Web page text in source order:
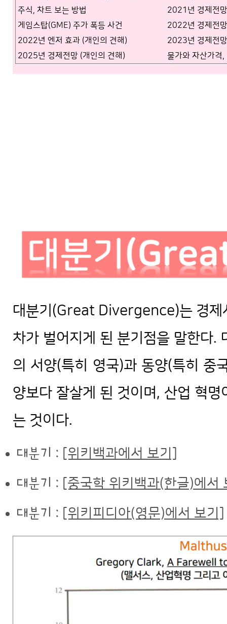
주식, 차트 보는 방법
2021년 경제전
게임스탑(GME) 주가 폭등 사건
2022년 경제전
2022년 엔저 효과 (개인의 견해)
2023년 경제전
2025년 경제전망 (개인의 견해)
물가와 자산가격,
대분기(Great Divergence)는 경제
차가 벌어지게 된 분기점을 말한다.
의 서양(특히 영국)과 동양(특히 중
양보다 잘살게 된 것이며, 산업 혁
는 것이다.
대분기 : [위키백과에서 보기]
대분기 : [중국학 위키백과(한글)에서
대분기 : [위키피디아(영문)에서 보기]